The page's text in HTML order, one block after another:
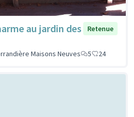
au jardin des
Retenue
Maisons Neuves 5 24